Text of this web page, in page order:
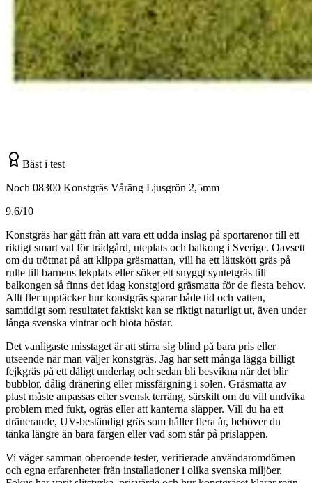
Bäst i test
Noch 08300 Konstgräs Våräng Ljusgrön 2,5mm
9.6/10
Konstgräs har gått från att vara ett udda inslag på sportarenor till ett
riktigt smart val för trädgård, uteplats och balkong i Sverige. Oavsett
om du tröttnat på att klippa gräsmattan, vill ha ett lättskött gräs på
rulle till barnens lekplats eller söker ett snyggt syntetgräs till
balkongen så finns det idag konstgjord gräsmatta för de flesta behov.
Allt fler upptäcker hur konstgräs sparar både tid och vatten,
samtidigt som resultatet faktiskt kan se riktigt naturligt ut, även under
långa svenska vintrar och blöta höstar.
Det vanligaste misstaget är att stirra sig blind på bara pris eller
utseende när man väljer konstgräs. Jag har sett många lägga billigt
fejkgräs på ett dåligt underlag och sedan bli besvikna när det blir
bubblor, dålig dränering eller missfärgning i solen. Gräsmatta av
plast måste anpassas efter svensk terräng, särskilt om du vill undvika
problem med fukt, ogräs eller att kanterna släpper. Vill du ha ett
dränerande, UV-beständigt gräs som håller flera år, behöver du
tänka längre än bara färgen eller vad som står på prislappen.
Vi väger samman oberoende tester, verifierade användaromdömen
och egna erfarenheter från installationer i olika svenska miljöer.